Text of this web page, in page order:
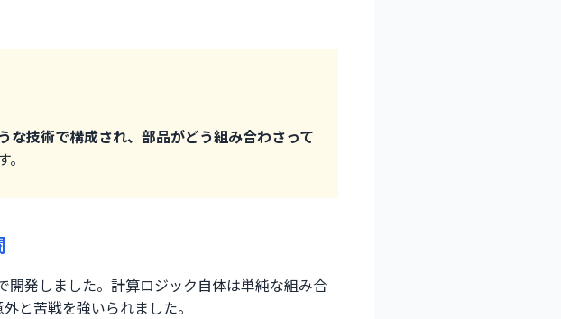
な技術で構成され、部品がどう組み合わさって
開発しました。計算ロジック自体は単純な組み合
と苦戦を強いられました。